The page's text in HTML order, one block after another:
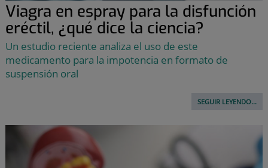
Viagra en espray para la disfunción
eréctil, ¿qué dice la ciencia?
Un estudio reciente analiza el uso de este
medicamento para la impotencia en formato de
suspensión oral
SEGUIR LEYENDO...